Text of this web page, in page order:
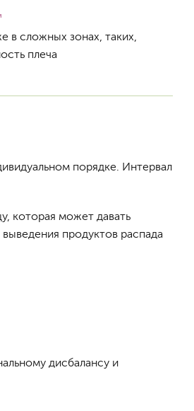
в сложных зонах, таких,
плеча
порядке. Интервал
которая может давать
продуктов распада
дисбалансу и